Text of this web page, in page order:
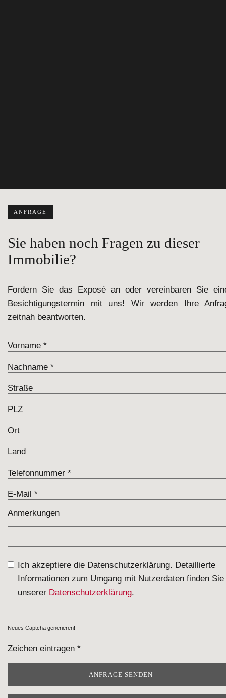
ANFRAGE
Sie haben noch Fragen zu dieser
Immobilie?
Fordern Sie das Exposé an oder vereinbaren Sie
Besichtigungstermin mit uns! Wir werden Ihre
zeitnah beantworten.
Ich akzeptiere die Datenschutzerklärung. Detaillierte
Informationen zum Umgang mit Nutzerdaten finden Sie
unserer Datenschutzerklärung.
Neues Captcha generieren!